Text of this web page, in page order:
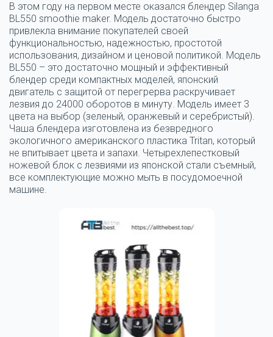
В этом году на первом месте оказался блендер Silanga
BL550 smoothie maker. Модель достаточно быстро
привлекла внимание покупателей своей
функциональностью, надежностью, простотой
использования, дизайном и ценовой политикой. Модель
BL550 – это достаточно мощный и эффективный
блендер среди компактных моделей, японский
двигатель с защитой от перегрерва раскручивает
лезвия до 24000 оборотов в минуту. Модель имеет 3
цвета на выбор (зеленый, оранжевый и серебристый).
Чаша блендера изготовлена из безвредного
экологичного американского пластика Tritan, который
не впитывает цвета и запахи. Четырехлепестковый
ножевой блок с лезвиями из японской стали съемный,
все комплектующие можно мыть в посудомоечной
машине.